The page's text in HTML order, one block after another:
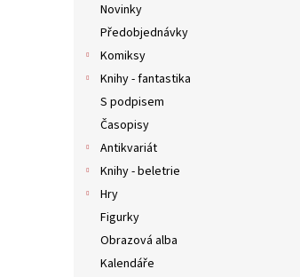
Novinky
Předobjednávky
Komiksy
Knihy - fantastika
S podpisem
Časopisy
Antikvariát
Knihy - beletrie
Hry
Figurky
Obrazová alba
Kalendáře